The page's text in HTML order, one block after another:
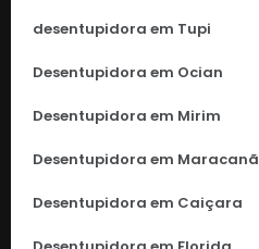
desentupidora em Tupi
Desentupidora em Ocian
Desentupidora em Mirim
Desentupidora em Maracanã
Desentupidora em Caiçara